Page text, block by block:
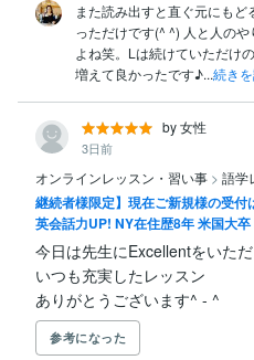
また読み出すと直ぐ元にも
っただけです(^ ^) 人と人の
よね笑。Lは続けていただけ
増えて良かったです♪...続き
by 女性
3日前
オンラインレッスン・習い事 > 語学
継続者様限定】現在ご新規様の受付
英会話力UP! NY在住歴8年 米国大
今日は先生にExcellentをいた
いつも充実したレッスン
ありがとうございます^ - ^
参考になった